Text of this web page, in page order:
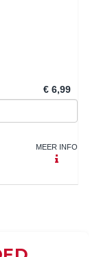
€ 6,99
MEER INFO